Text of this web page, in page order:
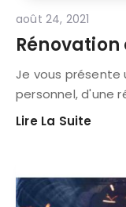
août 24, 2021
Je vous
personnel, d'une
Lire La Suite